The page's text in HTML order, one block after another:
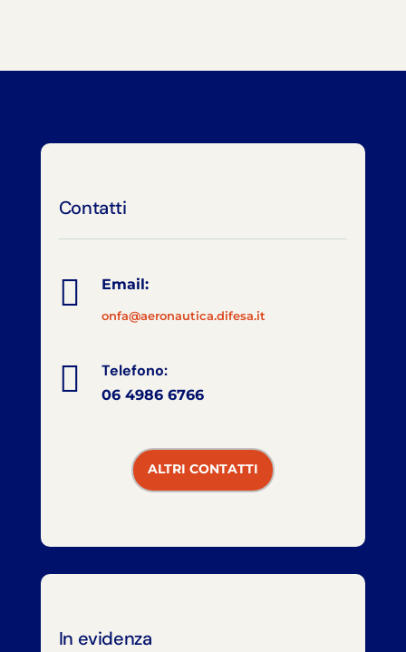
Contatti
 Email:
onfa@aeronautica.difesa.it
 Telefono:
06 4986 6766
ALTRI CONTATTI
In evidenza